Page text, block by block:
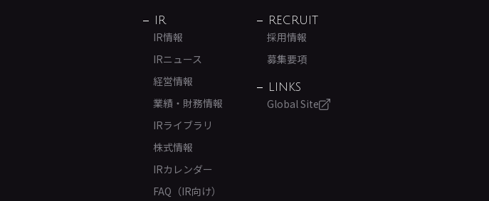
IR
IR情報
IRニュース
経営情報
業績・財務情報
IRライブラリ
株式情報
IRカレンダー
FAQ（IR向け）
RECRUIT
採用情報
募集要項
LINKS
Global Site